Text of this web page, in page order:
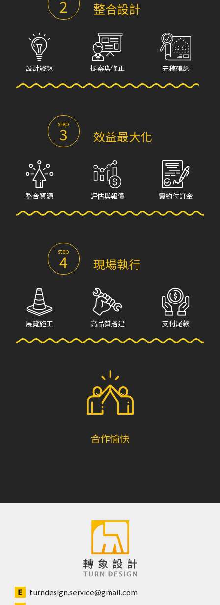
2 整合設計
設計發想 提案與修正 完稿確認
step
3 效益最大化
整合資源 評估與報價 簽約付訂金
step
4 現場執行
展覽施工 高品質搭建 支付尾款
合作愉快
turndesign.service@gmail.com